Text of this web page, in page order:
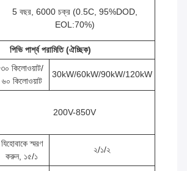
5 বছর, 6000 চক্র (0.5C, 95%DOD,
EOL:70%)
পিভি পার্শ্ব পরামিতি (ঐচ্ছিক)
৩০ কিলোওয়াট/
৬০ কিলোওয়াট
30kW/60kW/90kW/120kW
200V-850V
যিহোবাকে স্মরণ
করুন, ১৫/১
২/১/২